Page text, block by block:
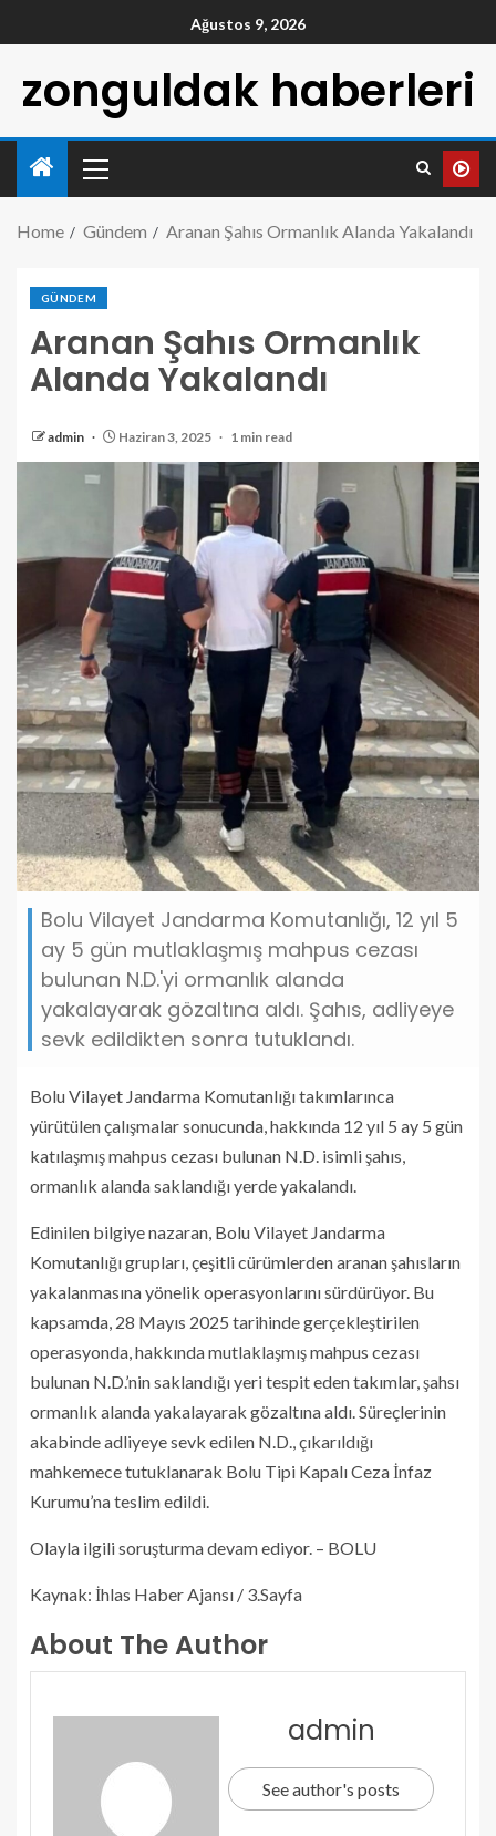
Ağustos 9, 2026
zonguldak haberleri
Home Gündem Aranan Şahıs Ormanlık Alanda Yakalandı
GÜNDEM
Aranan Şahıs Ormanlık
Alanda Yakalandı
admin Haziran 3, 2025 1 min read
Bolu Vilayet Jandarma Komutanlığı, 12 yıl 5
ay 5 gün mutlaklaşmış mahpus cezası
bulunan N.D.'yi ormanlık alanda
yakalayarak gözaltına aldı. Şahıs, adliyeye
sevk edildikten sonra tutuklandı.
Bolu Vilayet Jandarma Komutanlığı takımlarınca
yürütülen çalışmalar sonucunda, hakkında 12 yıl 5 ay 5 gün
katılaşmış mahpus cezası bulunan N.D. isimli şahıs,
ormanlık alanda saklandığı yerde yakalandı.
Edinilen bilgiye nazaran, Bolu Vilayet Jandarma
Komutanlığı grupları, çeşitli cürümlerden aranan şahısların
yakalanmasına yönelik operasyonlarını sürdürüyor. Bu
kapsamda, 28 Mayıs 2025 tarihinde gerçekleştirilen
operasyonda, hakkında mutlaklaşmış mahpus cezası
bulunan N.D.’nin saklandığı yeri tespit eden takımlar, şahsı
ormanlık alanda yakalayarak gözaltına aldı. Süreçlerinin
akabinde adliyeye sevk edilen N.D., çıkarıldığı
mahkemece tutuklanarak Bolu Tipi Kapalı Ceza İnfaz
Kurumu’na teslim edildi.
Olayla ilgili soruşturma devam ediyor. – BOLU
Kaynak: İhlas Haber Ajansı / 3.Sayfa
About The Author
admin
See author's posts